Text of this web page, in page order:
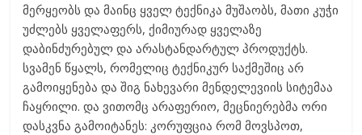
მერყეობს და მაინც ყველ ტექნიკა მუშაობს, მათი კუჭი
უძლებს ყველაფერს, ქიმიურად ყველაზე
დაბინძურებულ და არასტანდარტულ პროდუქტს.
სვამენ წყალს, რომელიც ტექნიკურ საქმეშიც არ
გამოიყენება და შიგ ნახევარი მენდელევიის სიტემაა
ჩაყრილი. და ვითომც არაფერიო, მეცნიერებმა ორი
დასკვნა გამოიტანეს: კორუფცია რომ მოვსპოთ,